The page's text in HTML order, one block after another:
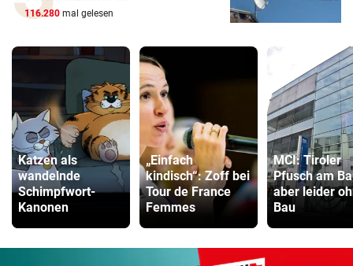
116.280 mal gelesen
Katzen als
wandelnde
Schimpfwort-
Kanonen
„Einfach
kindisch“: Zoff bei
Tour de France
Femmes
MCI: Tiroler
Pfusch am
aber leider
Bau